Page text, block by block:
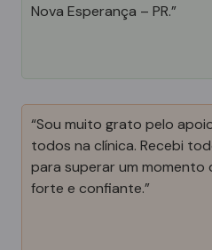
Nova Esperança – PR.”
“Sou muito grato pelo
todos na clínica. Recebi
para superar um momento
forte e confiante.”